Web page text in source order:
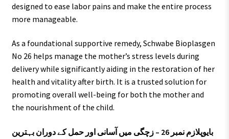
designed to ease labor pains and make the entire process
more manageable.
As a foundational supportive remedy, Schwabe Bioplasgen
No 26 helps manage the mother’s stress levels during
delivery while significantly aiding in the restoration of her
health and vitality after birth. It is a trusted solution for
promoting overall well-being for both the mother and
the nourishment of the child.
بایوپلازم نمبر 26 – زچگی میں آسانی اور حمل کے دوران بہترین